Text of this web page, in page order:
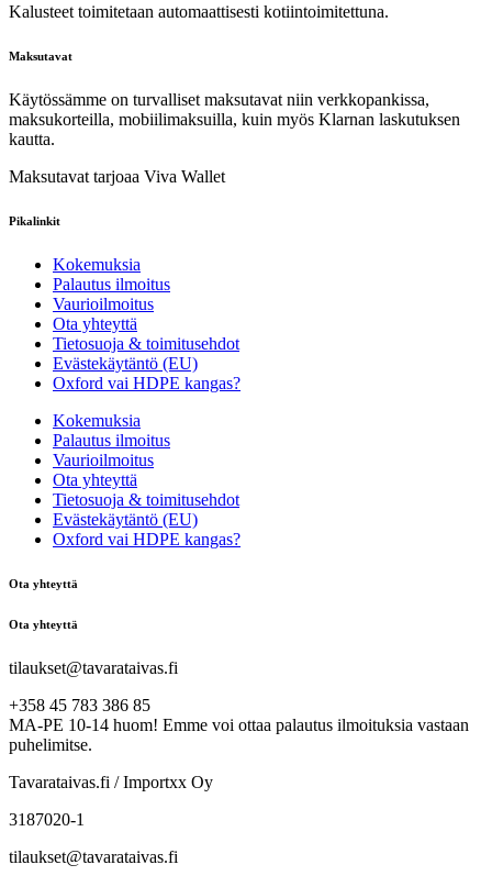
Kalusteet toimitetaan automaattisesti kotiintoimitettuna.
Maksutavat
Käytössämme on turvalliset maksutavat niin verkkopankissa,
maksukorteilla, mobiilimaksuilla, kuin myös Klarnan laskutuksen
kautta.
Maksutavat tarjoaa Viva Wallet
Pikalinkit
Kokemuksia
Palautus ilmoitus
Vaurioilmoitus
Ota yhteyttä
Tietosuoja & toimitusehdot
Evästekäytäntö (EU)
Oxford vai HDPE kangas?
Kokemuksia
Palautus ilmoitus
Vaurioilmoitus
Ota yhteyttä
Tietosuoja & toimitusehdot
Evästekäytäntö (EU)
Oxford vai HDPE kangas?
Ota yhteyttä
Ota yhteyttä
tilaukset@tavarataivas.fi
+358 45 783 386 85
MA-PE 10-14 huom! Emme voi ottaa palautus ilmoituksia vastaan
puhelimitse.
Tavarataivas.fi / Importxx Oy
3187020-1
tilaukset@tavarataivas.fi